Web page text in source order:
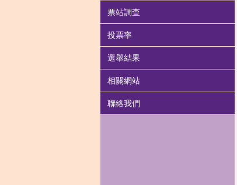
票站調查
投票率
選舉結果
相關網站
聯絡我們